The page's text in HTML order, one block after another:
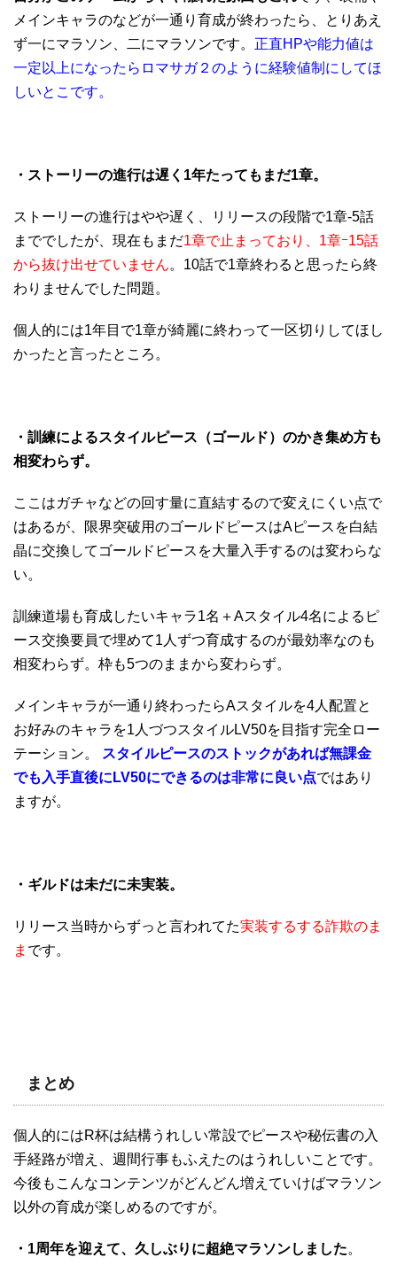
メインキャラのなどが一通り育成が終わったら、とりあえ
ず一にマラソン、二にマラソンです。 正直HPや能力値は
一定以上になったらロマサガ２のように経験値制にしてほ
しいとこです。
・ストーリーの進行は遅く1年たってもまだ1章。
ストーリーの進行はやや遅く、リリースの段階で1章-5話
まででしたが、現在もまだ1章で止まっており、1章ｰ15話
から抜け出せていません。10話で1章終わると思ったら終
わりませんでした問題。
個人的には1年目で1章が綺麗に終わって一区切りしてほし
かったと言ったところ。
・訓練によるスタイルピース（ゴールド）のかき集め方も
相変わらず。
ここはガチャなどの回す量に直結するので変えにくい点で
はあるが、限界突破用のゴールドピースはAピースを白結
晶に交換してゴールドピースを大量入手するのは変わらな
い。
訓練道場も育成したいキャラ1名＋Aスタイル4名によるピ
ース交換要員で埋めて1人ずつ育成するのが最効率なのも
相変わらず。枠も5つのままから変わらず。
メインキャラが一通り終わったらAスタイルを4人配置と
お好みのキャラを1人づつスタイルLV50を目指す完全ロー
テーション。 スタイルピースのストックがあれば無課金
でも入手直後にLV50にできるのは非常に良い点ではあり
ますが。
・ギルドは未だに未実装。
リリース当時からずっと言われてた実装するする詐欺のま
ま です。
まとめ
個人的にはR杯は結構うれしい常設でピースや秘伝書の入
手経路が増え、週間行事もふえたのはうれしいことです。
今後もこんなコンテンツがどんどん増えていけばマラソン
以外の育成が楽しめるのですが。
・1周年を迎えて、久しぶりに超絶マラソンしました。